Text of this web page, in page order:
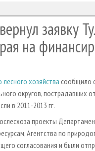
заявку
на
хозяйства сообщило
округов, пострадавших
в 2011-2013 гг.
проекты
Агентства по
согласования и были